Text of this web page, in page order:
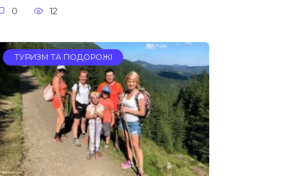
0 12
ТУРИЗМ ТА ПОДОРОЖІ